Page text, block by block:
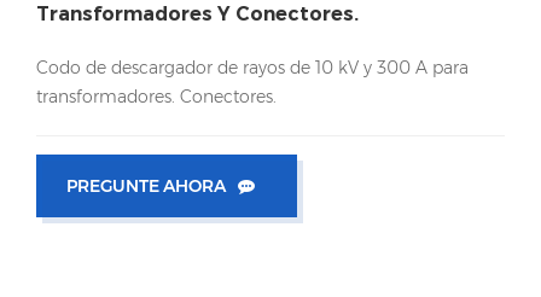
Transformadores Y Conectores.
Codo de descargador de rayos de 10 kV y 300 A para
transformadores. Conectores.
PREGUNTE AHORA